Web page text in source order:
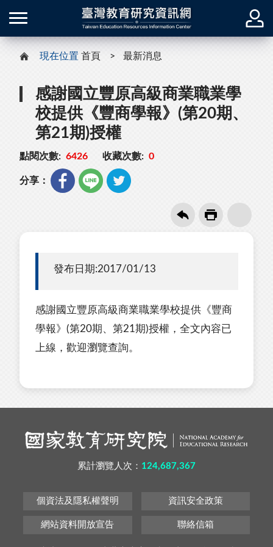
現在位置 首頁 最新消息
感謝國立豐原高級商業職業學
校提供《豐商學報》(第20期、
第21期)授權
點閱次數: 6426 收藏次數: 0
分享：
發布日期:2017/01/13
感謝國立豐原高級商業職業學校提供《豐商
學報》(第20期、第21期)授權，全文內容已
上線，歡迎瀏覽查詢。
累計瀏覽人次： 124,687,367
個資法及隱私權聲明 資訊安全政策
網站資料開放宣告 聯絡信箱